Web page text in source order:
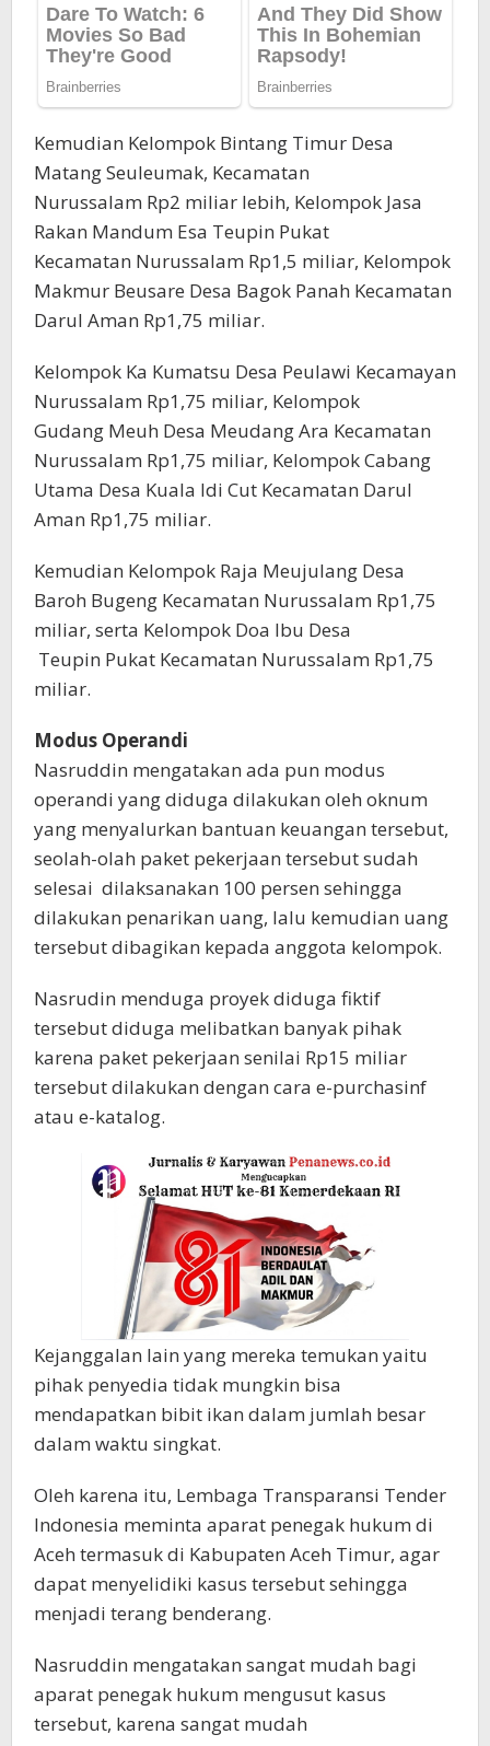
Kemudian Kelompok Bintang Timur Desa
Matang Seuleumak, Kecamatan
Nurussalam Rp2 miliar lebih, Kelompok Jasa
Rakan Mandum Esa Teupin Pukat
Kecamatan Nurussalam Rp1,5 miliar, Kelompok
Makmur Beusare Desa Bagok Panah Kecamatan
Darul Aman Rp1,75 miliar.
Kelompok Ka Kumatsu Desa Peulawi Kecamayan
Nurussalam Rp1,75 miliar, Kelompok
Gudang Meuh Desa Meudang Ara Kecamatan
Nurussalam Rp1,75 miliar, Kelompok Cabang
Utama Desa Kuala Idi Cut Kecamatan Darul
Aman Rp1,75 miliar.
Kemudian Kelompok Raja Meujulang Desa
Baroh Bugeng Kecamatan Nurussalam Rp1,75
miliar, serta Kelompok Doa Ibu Desa
Teupin Pukat Kecamatan Nurussalam Rp1,75
miliar.
Modus Operandi
Nasruddin mengatakan ada pun modus
operandi yang diduga dilakukan oleh oknum
yang menyalurkan bantuan keuangan tersebut,
seolah-olah paket pekerjaan tersebut sudah
selesai dilaksanakan 100 persen sehingga
dilakukan penarikan uang, lalu kemudian uang
tersebut dibagikan kepada anggota kelompok.
Nasrudin menduga proyek diduga fiktif
tersebut diduga melibatkan banyak pihak
karena paket pekerjaan senilai Rp15 miliar
tersebut dilakukan dengan cara e-purchasinf
atau e-katalog.
Kejanggalan lain yang mereka temukan yaitu
pihak penyedia tidak mungkin bisa
mendapatkan bibit ikan dalam jumlah besar
dalam waktu singkat.
Oleh karena itu, Lembaga Transparansi Tender
Indonesia meminta aparat penegak hukum di
Aceh termasuk di Kabupaten Aceh Timur, agar
dapat menyelidiki kasus tersebut sehingga
menjadi terang benderang.
Nasruddin mengatakan sangat mudah bagi
aparat penegak hukum mengusut kasus
tersebut, karena sangat mudah